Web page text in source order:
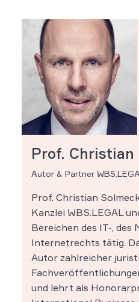
Prof. Christian
Autor & Partner
Prof. Christian
Kanzlei WBS.LEGAL
Bereichen des IT-, des
Internetrechts tätig.
Autor zahlreicher
und lehrt als